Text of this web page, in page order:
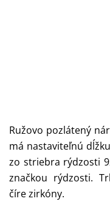
Ružovo pozlátený
má nastaviteľnú
zo striebra rýdzosti
značkou rýdzosti.
číre zirkóny.